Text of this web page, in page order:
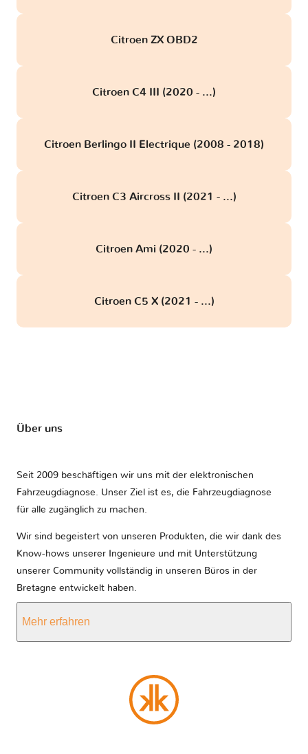
Citroen ZX OBD2
Citroen C4 III (2020 - ...)
Citroen Berlingo II Electrique (2008 - 2018)
Citroen C3 Aircross II (2021 - ...)
Citroen Ami (2020 - ...)
Citroen C5 X (2021 - ...)
Über uns
Seit 2009 beschäftigen wir uns mit der elektronischen
Fahrzeugdiagnose. Unser Ziel ist es, die Fahrzeugdiagnose
für alle zugänglich zu machen.
Wir sind begeistert von unseren Produkten, die wir dank des
Know-hows unserer Ingenieure und mit Unterstützung
unserer Community vollständig in unseren Büros in der
Bretagne entwickelt haben.
Mehr erfahren